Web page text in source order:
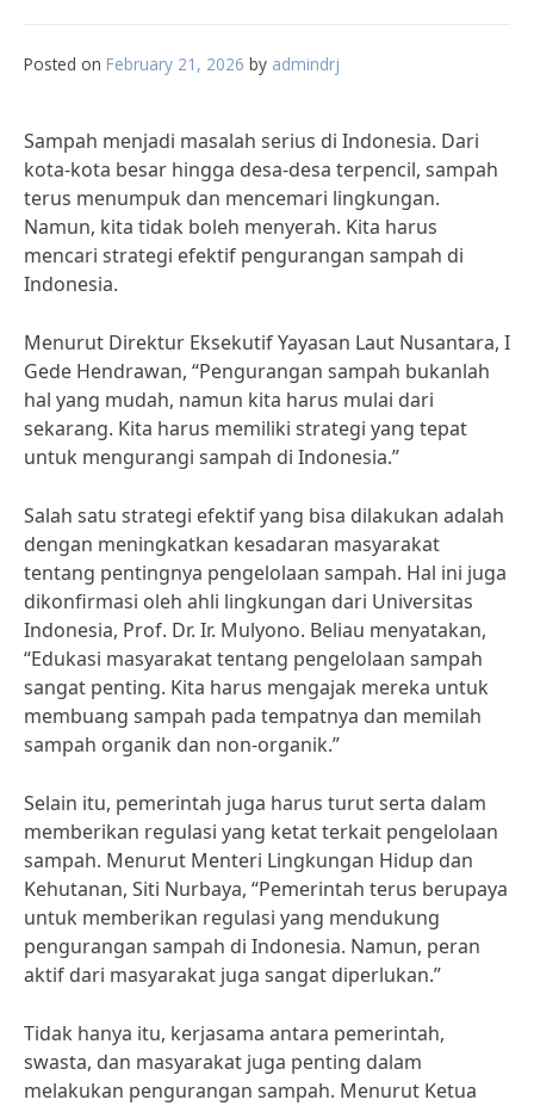
Posted on February 21, 2026 by admindrj
Sampah menjadi masalah serius di Indonesia. Dari
kota-kota besar hingga desa-desa terpencil, sampah
terus menumpuk dan mencemari lingkungan.
Namun, kita tidak boleh menyerah. Kita harus
mencari strategi efektif pengurangan sampah di
Indonesia.
Menurut Direktur Eksekutif Yayasan Laut Nusantara, I
Gede Hendrawan, “Pengurangan sampah bukanlah
hal yang mudah, namun kita harus mulai dari
sekarang. Kita harus memiliki strategi yang tepat
untuk mengurangi sampah di Indonesia.”
Salah satu strategi efektif yang bisa dilakukan adalah
dengan meningkatkan kesadaran masyarakat
tentang pentingnya pengelolaan sampah. Hal ini juga
dikonfirmasi oleh ahli lingkungan dari Universitas
Indonesia, Prof. Dr. Ir. Mulyono. Beliau menyatakan,
“Edukasi masyarakat tentang pengelolaan sampah
sangat penting. Kita harus mengajak mereka untuk
membuang sampah pada tempatnya dan memilah
sampah organik dan non-organik.”
Selain itu, pemerintah juga harus turut serta dalam
memberikan regulasi yang ketat terkait pengelolaan
sampah. Menurut Menteri Lingkungan Hidup dan
Kehutanan, Siti Nurbaya, “Pemerintah terus berupaya
untuk memberikan regulasi yang mendukung
pengurangan sampah di Indonesia. Namun, peran
aktif dari masyarakat juga sangat diperlukan.”
Tidak hanya itu, kerjasama antara pemerintah,
swasta, dan masyarakat juga penting dalam
melakukan pengurangan sampah. Menurut Ketua